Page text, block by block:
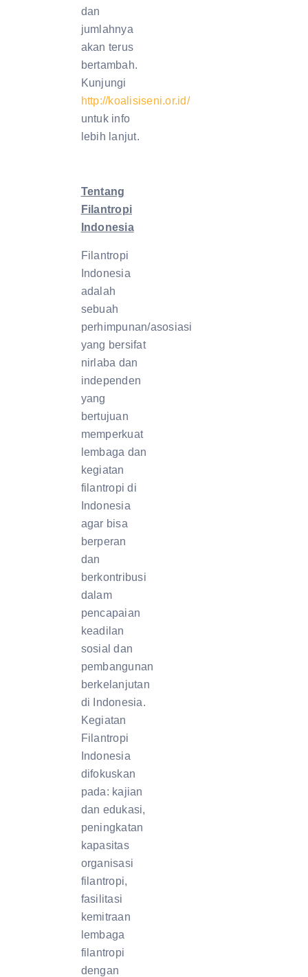
dan
jumlahnya
akan terus
bertambah.
Kunjungi
http://koalisiseni.or.id/
untuk info
lebih lanjut.
Tentang
Filantropi
Indonesia
Filantropi
Indonesia
adalah
sebuah
perhimpunan/asosiasi
yang bersifat
nirlaba dan
independen
yang
bertujuan
memperkuat
lembaga dan
kegiatan
filantropi di
Indonesia
agar bisa
berperan
dan
berkontribusi
dalam
pencapaian
keadilan
sosial dan
pembangunan
berkelanjutan
di Indonesia.
Kegiatan
Filantropi
Indonesia
difokuskan
pada: kajian
dan edukasi,
peningkatan
kapasitas
organisasi
filantropi,
fasilitasi
kemitraan
lembaga
filantropi
dengan